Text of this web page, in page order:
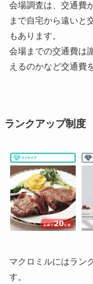
会場調査は、交通費
まで自宅から遠いと
もあります。
会場までの交通費は
えるのかなど交通費
ランクアップ制度
マクロミルにはラン
す。